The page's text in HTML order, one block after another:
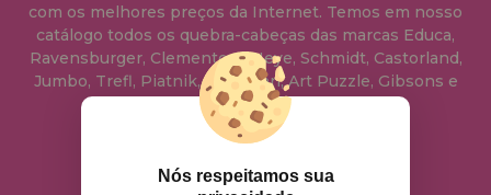
com os melhores preços da Internet. Temos em nosso
catálogo todos os quebra-cabeças das marcas Educa,
Ravensburger, Clementoni, Heye, Schmidt, Castorland,
Jumbo, Trefl, Piatnik, Anatolian, Art Puzzle, Gibsons e
muito mais.
info@casadopuzzle.pt
Nós respeitamos sua